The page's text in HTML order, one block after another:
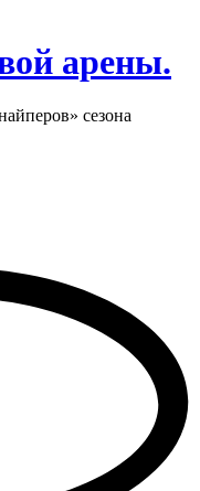
арены.
сезона